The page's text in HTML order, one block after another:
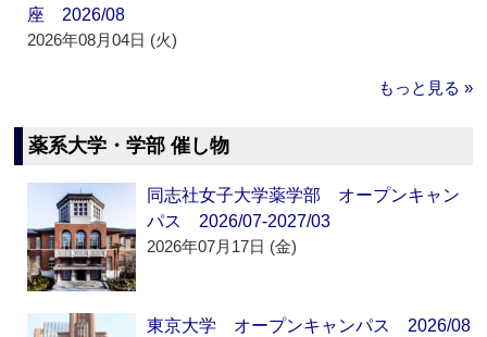
座 2026/08
2026年08月04日 (火)
もっと見る »
薬系大学・学部 催し物
同志社女子大学薬学部 オープンキャン
パス 2026/07-2027/03
2026年07月17日 (金)
東京大学 オープンキャンパス 2026/08